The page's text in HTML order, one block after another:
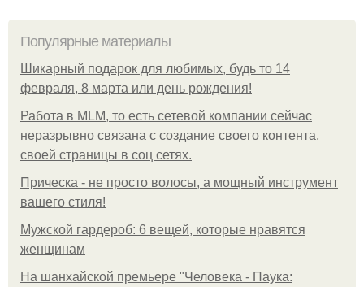
Популярные материалы
Шикарный подарок для любимых, будь то 14
февраля, 8 марта или день рождения!
Работа в MLM, то есть сетевой компании сейчас
неразрывно связана с создание своего контента,
своей страницы в соц сетях.
Прическа - не просто волосы, а мощный инструмент
вашего стиля!
Мужской гардероб: 6 вещей, которые нравятся
женщинам
На шанхайской премьере "Человека - Паука: